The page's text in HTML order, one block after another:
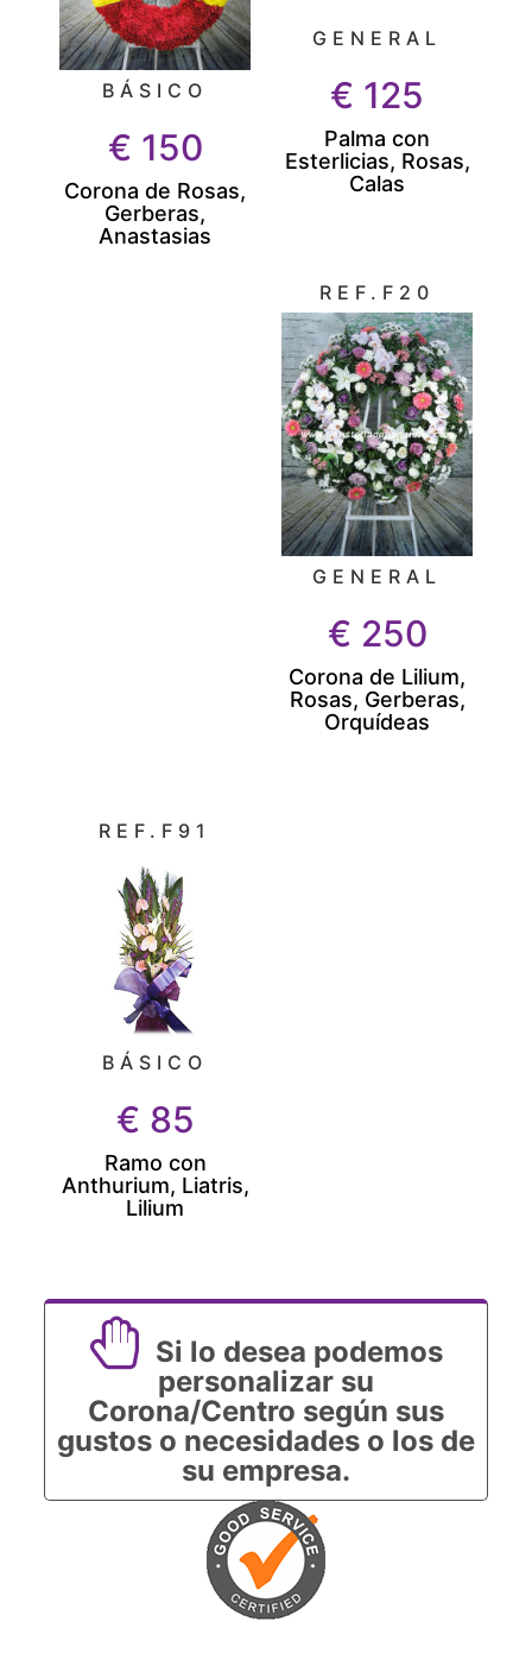
BÁSICO
€ 150
Corona de Rosas,
Gerberas,
Anastasias
GENERAL
€ 125
Palma con
Esterlicias, Rosas,
Calas
REF.F20
GENERAL
€ 250
Corona de Lilium,
Rosas, Gerberas,
Orquídeas
REF.F91
BÁSICO
€ 85
Ramo con
Anthurium, Liatris,
Lilium
Si lo desea podemos
personalizar su
Corona/Centro según sus
gustos o necesidades o los de
su empresa.